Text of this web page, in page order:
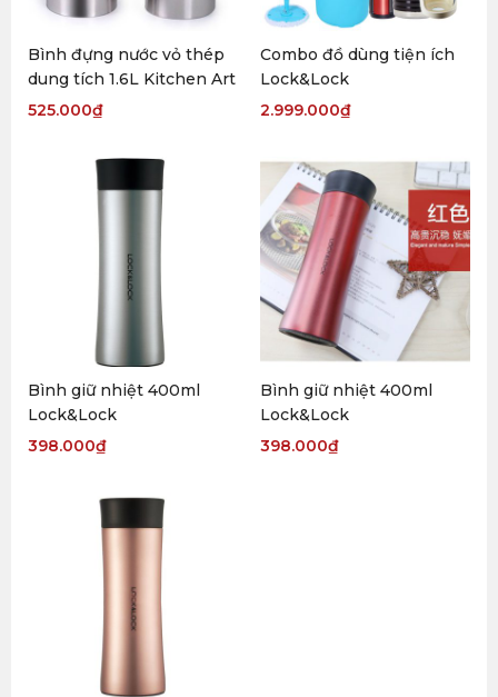
Bình đựng nước vỏ thép
dung tích 1.6L Kitchen Art
525.000₫
Combo đồ dùng tiện ích
Lock&Lock
2.999.000₫
Bình giữ nhiệt 400ml
Lock&Lock
398.000₫
Bình giữ nhiệt 400ml
Lock&Lock
398.000₫